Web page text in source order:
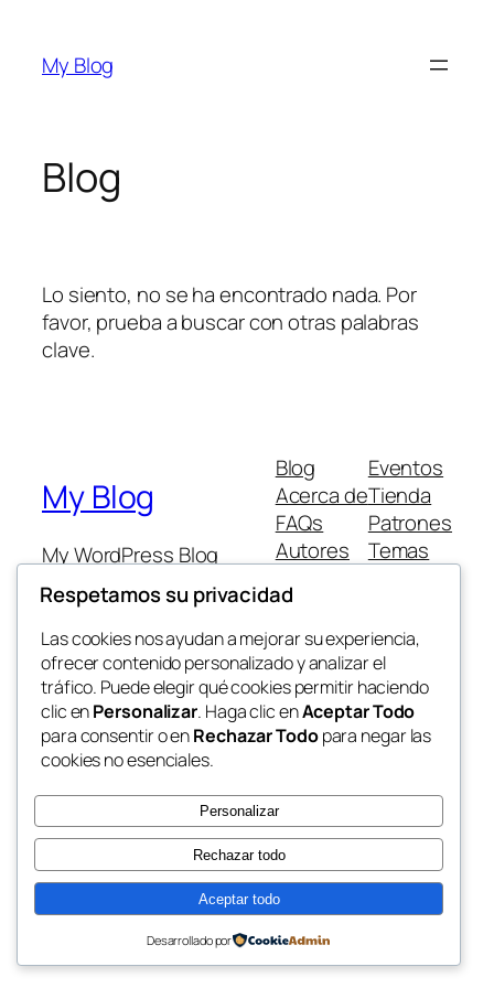
contenido
My Blog
Blog
Lo siento, no se ha encontrado nada. Por
favor, prueba a buscar con otras palabras
clave.
My Blog
My WordPress Blog
Blog
Acerca de
FAQs
Autores
Eventos
Tienda
Patrones
Temas
Twenty Twenty-Five Diseñado conWordPress
Respetamos su privacidad
Las cookies nos ayudan a mejorar su experiencia,
ofrecer contenido personalizado y analizar el
tráfico. Puede elegir qué cookies permitir haciendo
clic enPersonalizar. Haga clic enAceptar Todo
para consentir o enRechazar Todopara negar las
cookies no esenciales.
Personalizar
Rechazar todo
Aceptar todo
Desarrollado por